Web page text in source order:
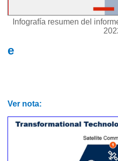
Infografía resumen del
e
Ver nota: